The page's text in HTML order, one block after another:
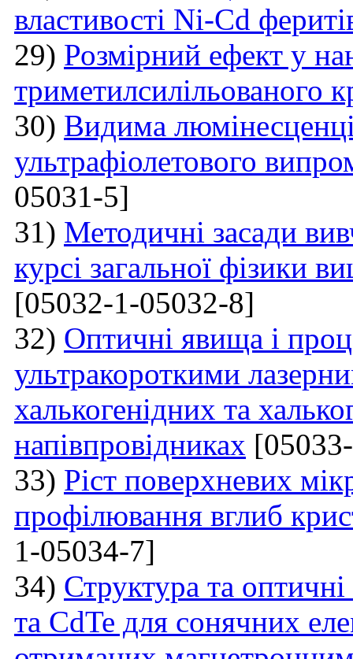
властивості Ni-Cd
29) Розмірний ефект у
триметилсилільованого
30) Видима
ультрафіолетового
05031-5]
31) Методичні засади
курсі загальної фізики
[05032-1-05032-8]
32) Оптичні явища і
ультракороткими
халькогенідних та
напівпровідниках
33) Ріст поверхневих
профілювання вглиб
1-05034-7]
34) Структура та
та CdTe для сонячних